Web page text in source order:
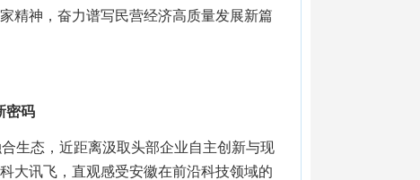
精神，奋力谱写民营经济高质量发展新篇
密码
生态，近距离汲取头部企业自主创新与现
大讯飞，直观感受安徽在前沿科技领域的